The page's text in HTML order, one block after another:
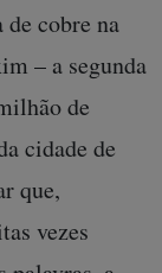
cobre na
– a segunda
de
cidade de
que,
vezes